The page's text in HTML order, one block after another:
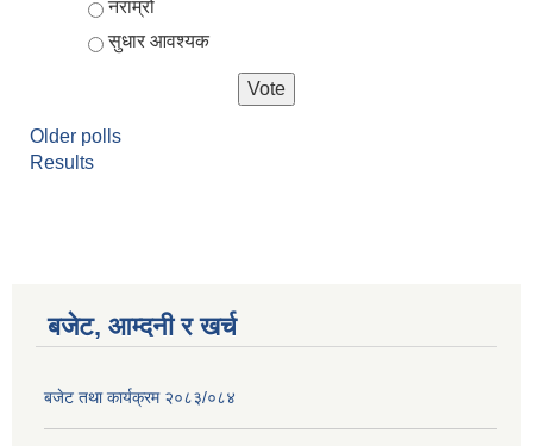
नराम्रो
सुधार आवश्यक
Older polls
Results
बजेट, आम्दनी र खर्च
बजेट तथा कार्यक्रम २०८३/०८४